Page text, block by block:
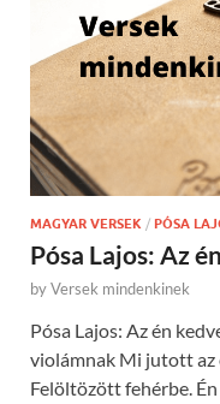
MAGYAR VERSEK / PÓSA
Pósa Lajos: Az
byVersek mindenkinek
Pósa Lajos: Az én
violámnak Mi jutott az
Felöltözött fehérbe.